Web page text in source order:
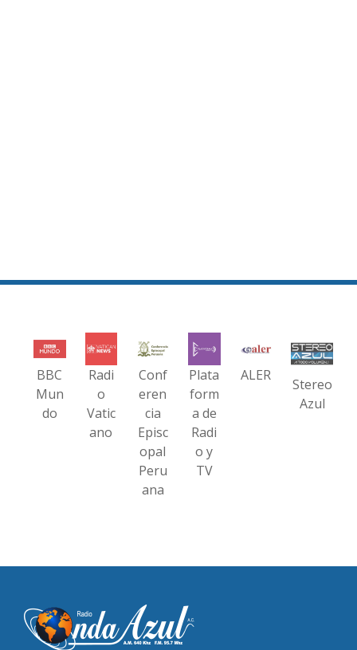
BBC
Mun
do
Radi
o
Vatic
ano
Conf
eren
cia
Episc
opal
Peru
ana
Plata
form
a de
Radi
o y
TV
ALER
Stereo
Azul